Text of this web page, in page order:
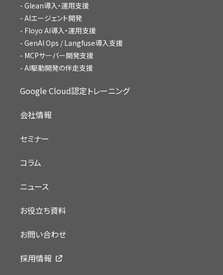
Glean導入・運用支援
AIエージェント開発
Floyo AI導入・運用支援
GenAI Ops / Langfuse導入支援
MCPサーバー開発支援
AI駆動開発の伴走支援
Google Cloud認定トレーニング
会社情報
セミナー
コラム
ニュース
お役立ち資料
お問い合わせ
採用情報